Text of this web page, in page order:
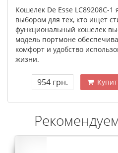
Кошелек De Esse LC89208C-
выбором для тех, кто ищет
функциональный кошелек
модель портмоне
комфорт и удобство
жизни.
954 грн.